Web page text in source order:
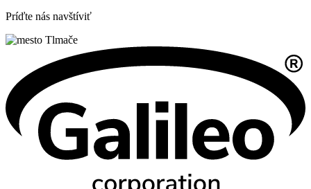
Príďte nás navštíviť